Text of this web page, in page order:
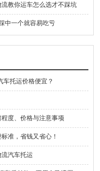
教你运车怎么选才不踩坑
中一个就容易吃亏
车托运价格便宜？
度、价格与注意事项
准，省钱又省心！
汽车托运